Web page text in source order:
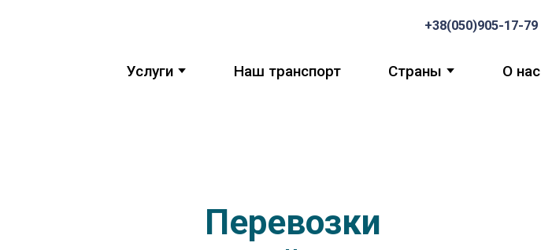
+38(050)905-17-79
Услуги Наш транспорт Страны О нас
Перевозки